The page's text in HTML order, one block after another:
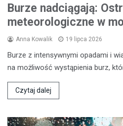
Burze nadciągają:
meteorologiczne w
Anna Kowalik 19 lipca 2026
Burze z intensywnymi opadami i
na możliwość wystąpienia burz,
Czytaj dalej